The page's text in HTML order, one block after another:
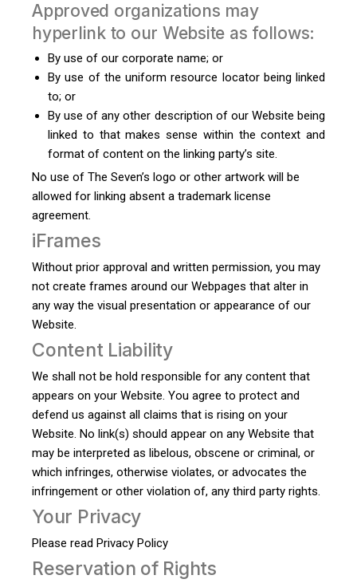
Approved organizations may
hyperlink to our Website as follows:
By use of our corporate name; or
By use of the uniform resource locator being linked
to; or
By use of any other description of our Website being
linked to that makes sense within the context and
format of content on the linking party’s site.
No use of The Seven’s logo or other artwork will be
allowed for linking absent a trademark license
agreement.
iFrames
Without prior approval and written permission, you may
not create frames around our Webpages that alter in
any way the visual presentation or appearance of our
Website.
Content Liability
We shall not be hold responsible for any content that
appears on your Website. You agree to protect and
defend us against all claims that is rising on your
Website. No link(s) should appear on any Website that
may be interpreted as libelous, obscene or criminal, or
which infringes, otherwise violates, or advocates the
infringement or other violation of, any third party rights.
Your Privacy
Please read Privacy Policy
Reservation of Rights